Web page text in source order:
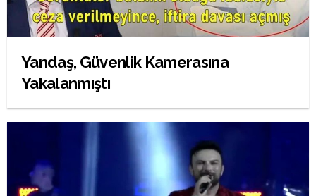
Yandaş, Güvenlik Kamerasına
Yakalanmıştı